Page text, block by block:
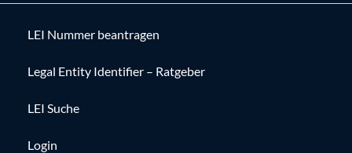
LEI Nummer beantragen
Legal Entity Identifier – Ratgeber
LEI Suche
Login